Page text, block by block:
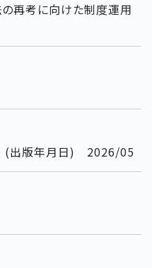
再考に向けた制度運用
版年月日) 2026/05